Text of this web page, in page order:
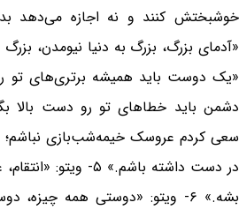
«یک دوست باید همیشه برتری‌های
سعی کردم عروسک خیمه‌شب‌بازی نباشم؛
در دست داشته باشم.» ۵-
بشه.» ۶- ویتو: «دوستی همه چیزه،